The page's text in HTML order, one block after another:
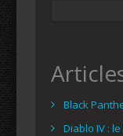
Black
Diablo IV :